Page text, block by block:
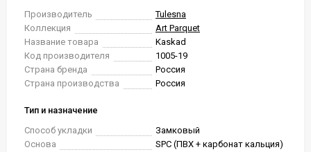
Производитель
Tulesna
Коллекция
Art Parquet
Название товара
Kaskad
Код производителя
1005-19
Страна бренда
Россия
Страна производства
Россия
Тип и назначение
Способ укладки
Замковый
Основа
SPC (ПВХ + карбонат кальция)